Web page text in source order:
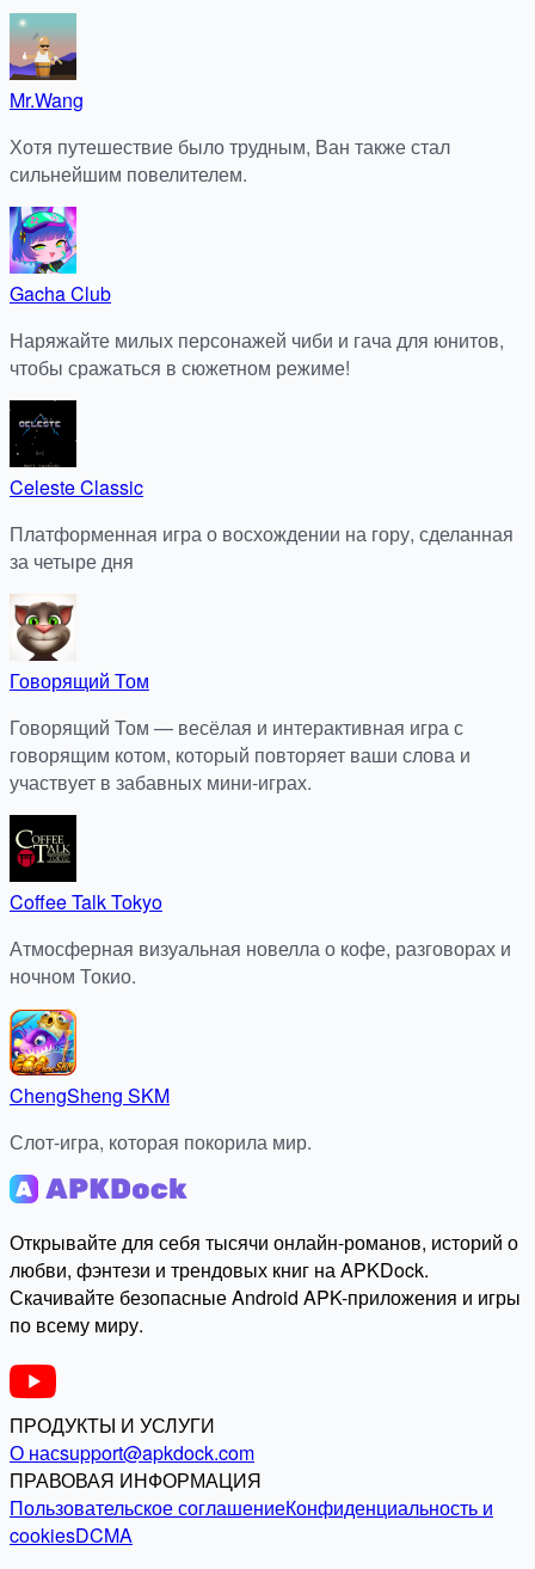
Mr.Wang
Хотя путешествие было трудным, Ван также стал
сильнейшим повелителем.
Gacha Club
Наряжайте милых персонажей чиби и гача для юнитов,
чтобы сражаться в сюжетном режиме!
Celeste Classic
Платформенная игра о восхождении на гору, сделанная
за четыре дня
Говорящий Том
Говорящий Том — весёлая и интерактивная игра с
говорящим котом, который повторяет ваши слова и
участвует в забавных мини-играх.
Coffee Talk Tokyo
Атмосферная визуальная новелла о кофе, разговорах и
ночном Токио.
ChengSheng SKM
Слот-игра, которая покорила мир.
Открывайте для себя тысячи онлайн-романов, историй о
любви, фэнтези и трендовых книг на APKDock.
Скачивайте безопасные Android APK-приложения и игры
по всему миру.
ПРОДУКТЫ И УСЛУГИ
О насsupport@apkdock.com
ПРАВОВАЯ ИНФОРМАЦИЯ
Пользовательское соглашениеКонфиденциальность и
cookiesDCMA